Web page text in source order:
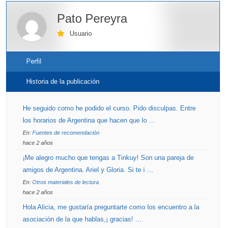
Pato Pereyra
Usuario
Perfil
Historia de la publicación
He seguido como he podido el curso. Pido disculpas. Entre
los horarios de Argentina que hacen que lo …
En: Fuentes de recomendación
hace 2 años
¡Me alegro mucho que tengas a Tinkuy! Son una pareja de
amigos de Argentina. Ariel y Gloria. Si te i …
En: Otros materiales de lectura
hace 2 años
Hola Alicia, me gustaría preguntarte como los encuentro a la
asociación de la que hablas,¡ gracias! …